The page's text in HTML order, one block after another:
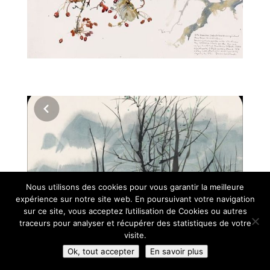
Nous utilisons des cookies pour vous garantir la meilleure
expérience sur notre site web. En poursuivant votre navigation
sur ce site, vous acceptez l’utilisation de Cookies ou autres
traceurs pour analyser et récupérer des statistiques de votre
visite.
Ok, tout accepter
En savoir plus